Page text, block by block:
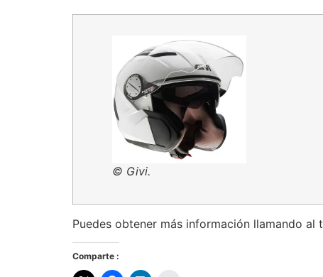
© Givi.
Puedes obtener más información llamando
Comparte :